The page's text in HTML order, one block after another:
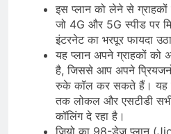
इस प्लान को लेने से
जो 4G और 5G स्पीड पर
इंटरनेट का भरपूर फायदा
यह प्लान अपने ग्राहकों को
है, जिससे आप अपने
रुके कॉल कर सकते हैं। यह
तक लोकल और एसटीडी
कॉलिंग दे रहा है।
जियो का 98-डेज प्लान